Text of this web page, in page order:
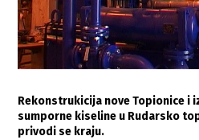
Rekonstrukicija nove Topionice i
sumporne kiseline u Rudarsko
privodi se kraju.